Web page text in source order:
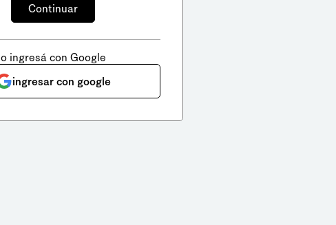
o ingresá con Google
ingresar con google